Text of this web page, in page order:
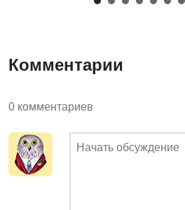
Комментарии
0 комментариев